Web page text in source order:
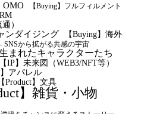
OMO
【Buying】フルフィルメント
）
ンダイジング 【Buying】海外
– SNSから拡がる共感の宇宙
生まれたキャラクターたち
【IP】未来図（WEB3/NFT等）
】アパレル
【Product】文具
】雑貨・小物